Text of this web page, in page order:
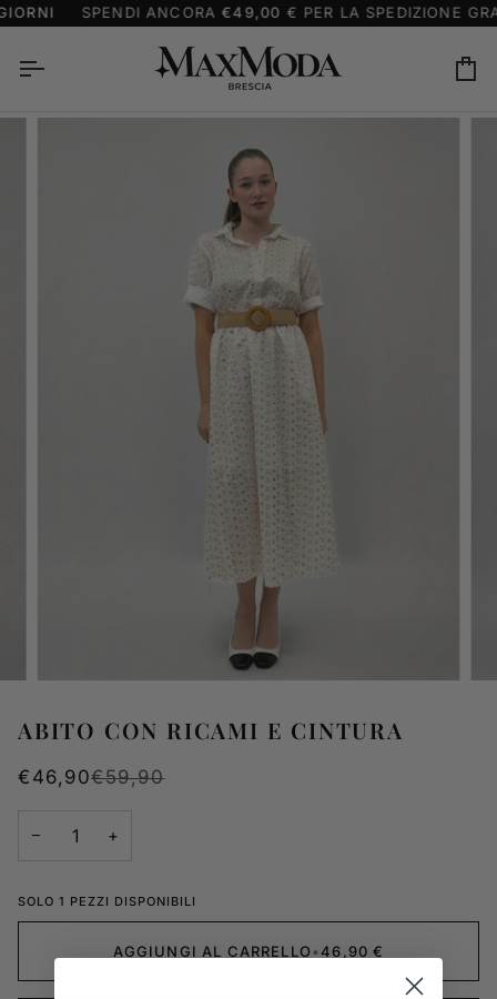
Salta
contenuto
SPENDI ANCORA€49,00€ PER LA SPEDIZIONE
ABITO CON RICAMI E CINTURA
€46,90€59,90
− +
SOLO 1 PEZZI DISPONIBILI
AGGIUNGI AL CARRELLO•46,90 €